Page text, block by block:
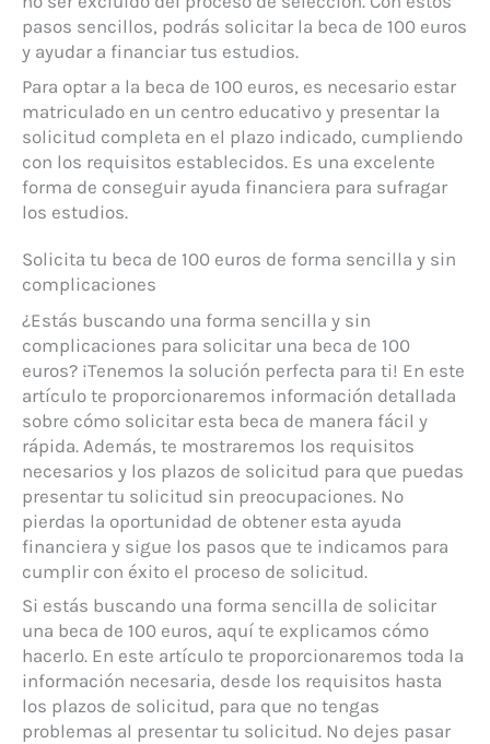
pasos sencillos, podrás solicitar la beca de 100 euros
y ayudar a financiar tus estudios.
Para optar a la beca de 100 euros, es necesario estar
matriculado en un centro educativo y presentar la
solicitud completa en el plazo indicado, cumpliendo
con los requisitos establecidos. Es una excelente
forma de conseguir ayuda financiera para sufragar
los estudios.
Solicita tu beca de 100 euros de forma sencilla y sin
complicaciones
¿Estás buscando una forma sencilla y sin
complicaciones para solicitar una beca de 100
euros? ¡Tenemos la solución perfecta para ti! En este
artículo te proporcionaremos información detallada
sobre cómo solicitar esta beca de manera fácil y
rápida. Además, te mostraremos los requisitos
necesarios y los plazos de solicitud para que puedas
presentar tu solicitud sin preocupaciones. No
pierdas la oportunidad de obtener esta ayuda
financiera y sigue los pasos que te indicamos para
cumplir con éxito el proceso de solicitud.
Si estás buscando una forma sencilla de solicitar
una beca de 100 euros, aquí te explicamos cómo
hacerlo. En este artículo te proporcionaremos toda la
información necesaria, desde los requisitos hasta
los plazos de solicitud, para que no tengas
problemas al presentar tu solicitud. No dejes pasar